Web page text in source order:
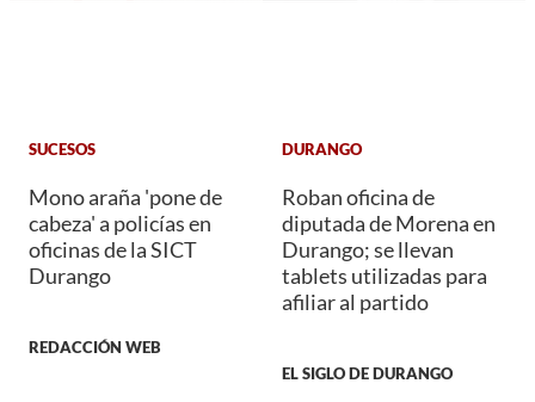
SUCESOS
Mono araña 'pone de
cabeza' a policías en
oficinas de la SICT
Durango
REDACCIÓN WEB
DURANGO
Roban oficina de
diputada de Morena en
Durango; se llevan
tablets utilizadas para
afiliar al partido
EL SIGLO DE DURANGO